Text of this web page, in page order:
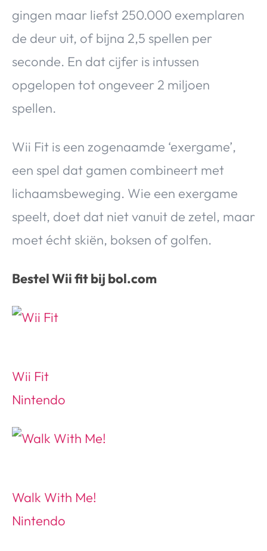
gingen maar liefst 250.000 exemplaren
de deur uit, of bijna 2,5 spellen per
seconde. En dat cijfer is intussen
opgelopen tot ongeveer 2 miljoen
spellen.
Wii Fit is een zogenaamde ‘exergame’,
een spel dat gamen combineert met
lichaamsbeweging. Wie een exergame
speelt, doet dat niet vanuit de zetel, maar
moet écht skiën, boksen of golfen.
Bestel Wii fit bij bol.com
Wii Fit
Nintendo
Walk With Me!
Nintendo